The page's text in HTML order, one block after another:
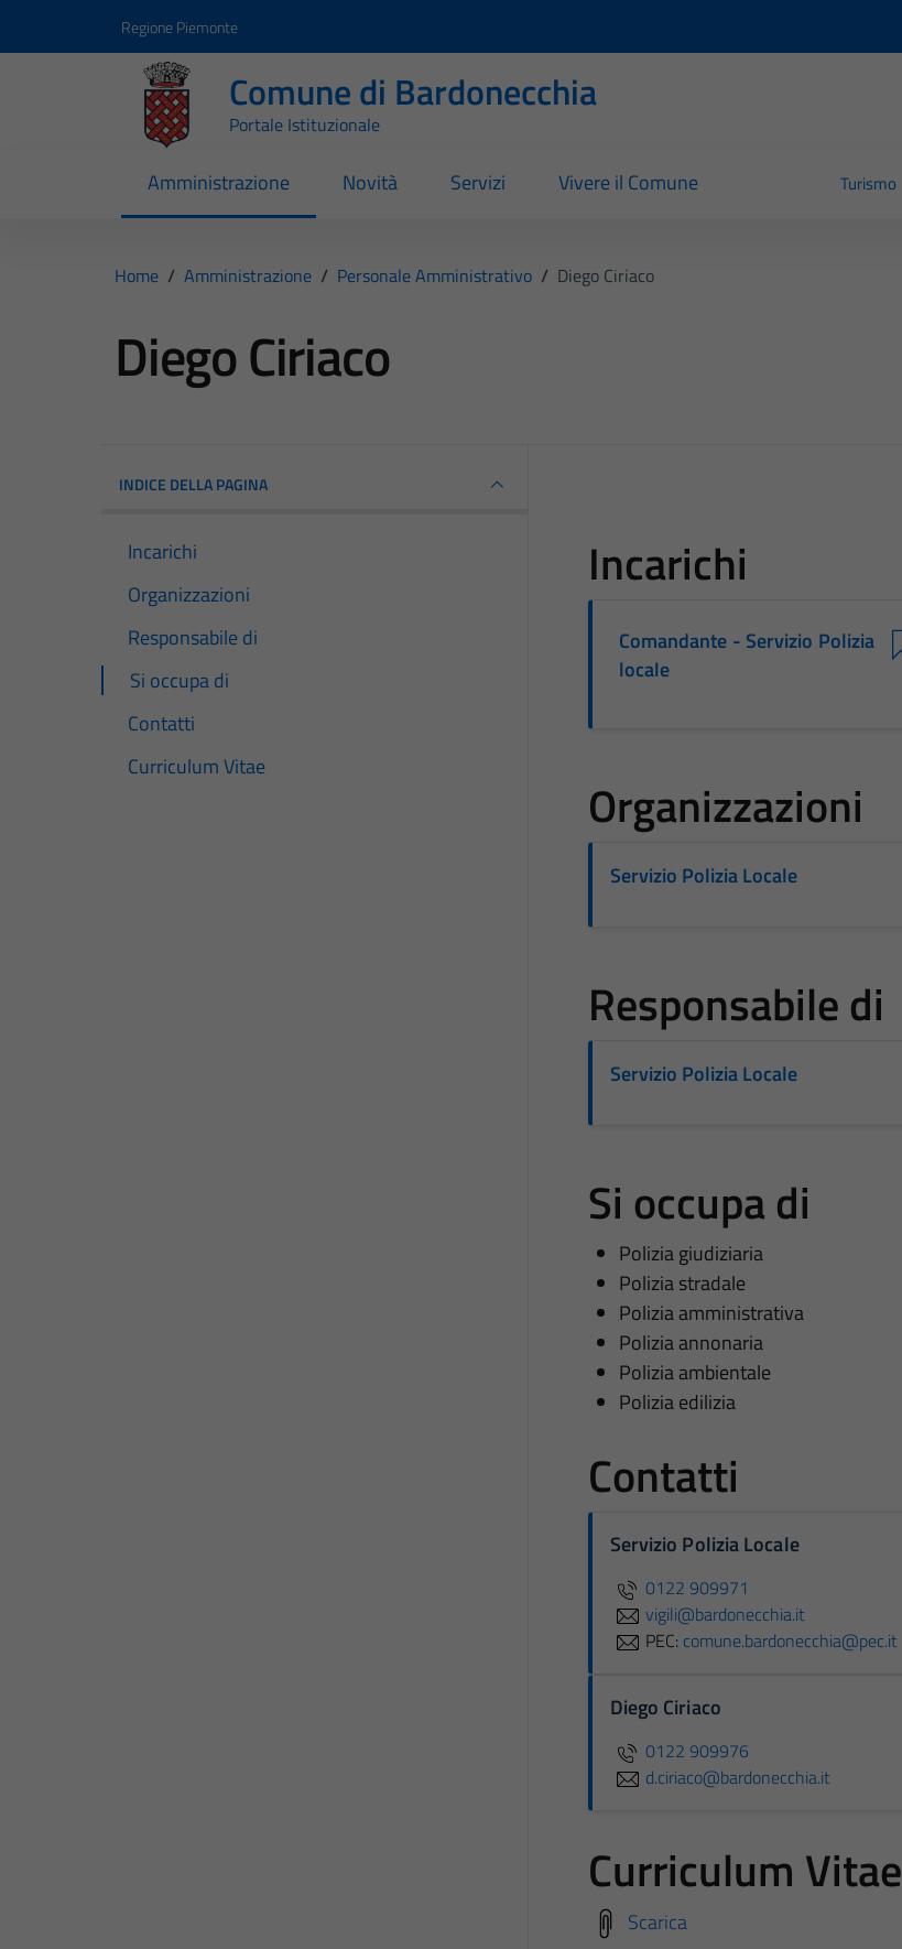
Regione Piemonte
Comune di Bardonecchia
Portale Istituzionale
Amministrazione Novità Servizi Vivere il Comune Turismo
Home / Amministrazione / Personale Amministrativo / Diego Ciriaco
Diego Ciriaco
INDICE DELLA PAGINA
Incarichi
Organizzazioni
Responsabile di
Si occupa di
Contatti
Curriculum Vitae
Incarichi
Comandante - Servizio Polizia
locale
Organizzazioni
Servizio Polizia Locale
Responsabile di
Servizio Polizia Locale
Si occupa di
Polizia giudiziaria
Polizia stradale
Polizia amministrativa
Polizia annonaria
Polizia ambientale
Polizia edilizia
Contatti
Servizio Polizia Locale
0122 909971
vigili@bardonecchia.it
PEC: comune.bardonecchia@pec.it
Diego Ciriaco
0122 909976
d.ciriaco@bardonecchia.it
Curriculum Vitae
Scarica